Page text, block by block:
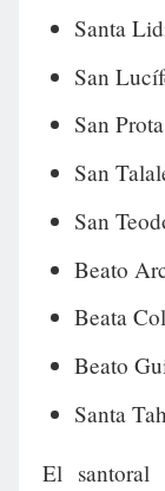
Santa
San
San
San
San
Beato
Beata
Beato
Santa
El santoral